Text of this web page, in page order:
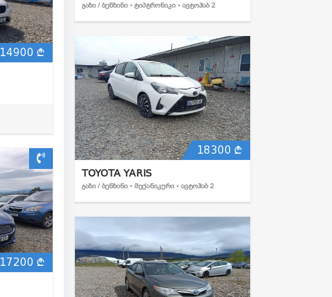
14900
17200
ᲒᲐᲖᲘ / ᲑᲔᲜᲖᲘᲜᲘ • ᲢᲘᲞᲢᲠᲝᲜᲘᲙᲘ • ᲐᲕᲢᲝᲰᲐᲑ 2
18300
TOYOTA YARIS
ᲒᲐᲖᲘ / ᲑᲔᲜᲖᲘᲜᲘ • ᲛᲔᲥᲐᲜᲘᲙᲣᲠᲘ • ᲐᲕᲢᲝᲰᲐᲑ 2